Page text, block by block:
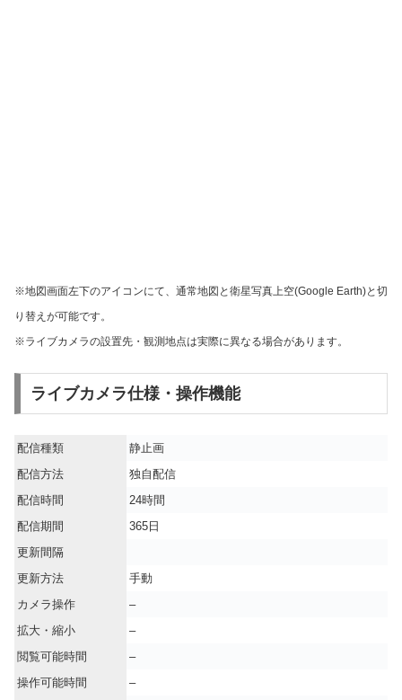
※地図画面左下のアイコンにて、通常地図と衛星写真上空(Google Earth)と切
り替えが可能です。
※ライブカメラの設置先・観測地点は実際に異なる場合があります。
ライブカメラ仕様・操作機能
配信種類
静止画
配信方法
独自配信
配信時間
24時間
配信期間
365日
更新間隔
更新方法
手動
カメラ操作
–
拡大・縮小
–
閲覧可能時間
–
操作可能時間
–